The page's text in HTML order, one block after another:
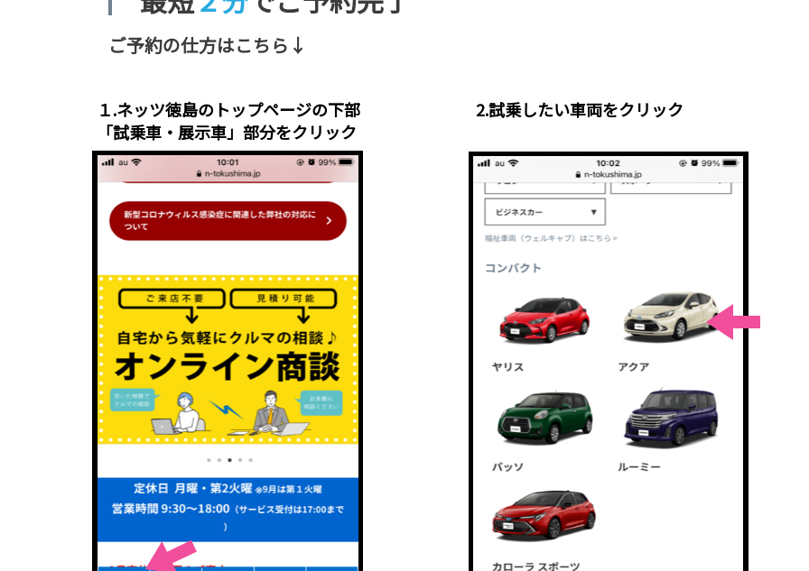
ご予約の仕方はこちら↓
１.ネッツ徳島のトップページの下部
「試乗車・展示車」部分をクリック
2.試乗したい車両をクリック